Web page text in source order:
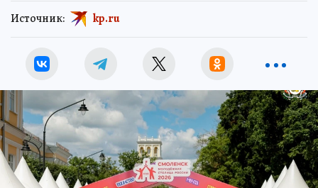
Источник: kp.ru